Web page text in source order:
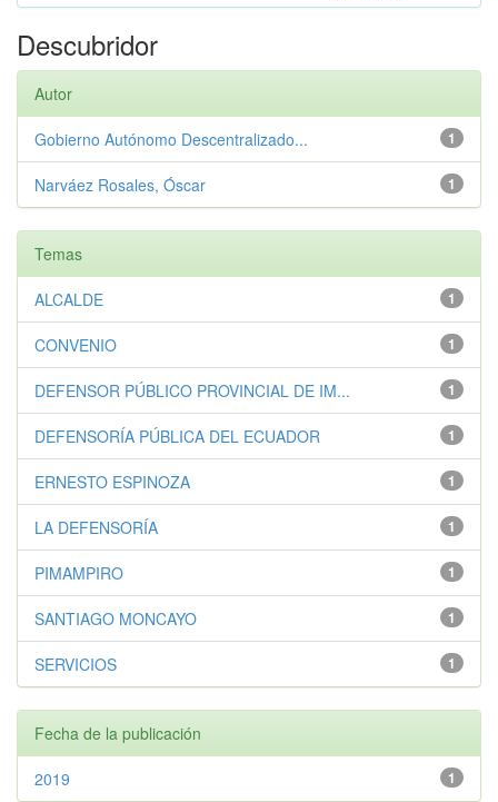
Descubridor
Autor
1
Gobierno Autónomo Descentralizado...
1
Narváez Rosales, Óscar
Temas
1
ALCALDE
1
CONVENIO
1
DEFENSOR PÚBLICO PROVINCIAL DE IM...
1
DEFENSORÍA PÚBLICA DEL ECUADOR
1
ERNESTO ESPINOZA
1
LA DEFENSORÍA
1
PIMAMPIRO
1
SANTIAGO MONCAYO
1
SERVICIOS
Fecha de la publicación
1
2019